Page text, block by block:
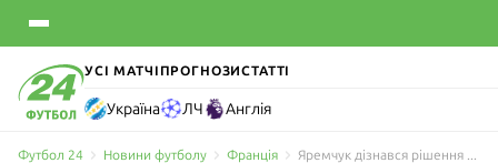
УСІ МАТЧІ ПРОГНОЗИСТАТТІ
Україна ЛЧ Англія
Футбол 24 Новини футболу Франція